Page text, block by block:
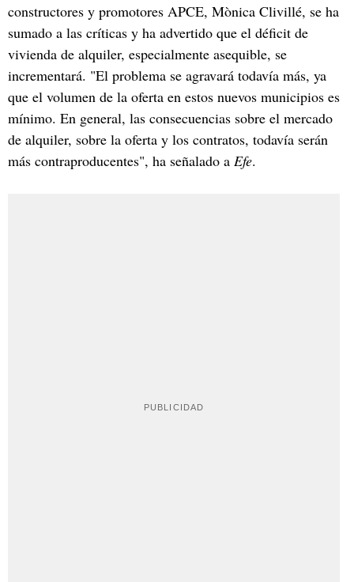
constructores y promotores APCE, Mònica Clivillé, se ha
sumado a las críticas y ha advertido que el déficit de
vivienda de alquiler, especialmente asequible, se
incrementará. "El problema se agravará todavía más, ya
que el volumen de la oferta en estos nuevos municipios es
mínimo. En general, las consecuencias sobre el mercado
de alquiler, sobre la oferta y los contratos, todavía serán
más contraproducentes", ha señalado a Efe.